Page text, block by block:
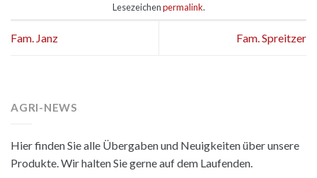
Lesezeichenpermalink.
Fam. Janz Fam. Spreitzer
AGRI-NEWS
Hier finden Sie alle Übergaben und Neuigkeiten über unsere
Produkte. Wir halten Sie gerne auf dem Laufenden.